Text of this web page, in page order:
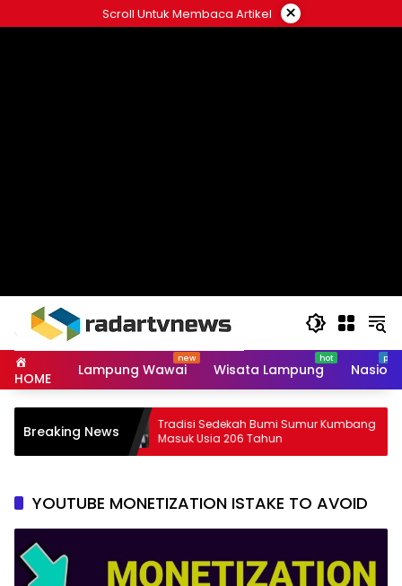
to
Scroll Untuk Membaca Artikel ×
HOME Lampung Wawai Wisata Lampung
Breaking NewsTradisi Sedekah Bumi Sumur Kumbang
Masuk Usia 206 Tahun
YOUTUBE MONETIZATION ISTAKE TO AVOID